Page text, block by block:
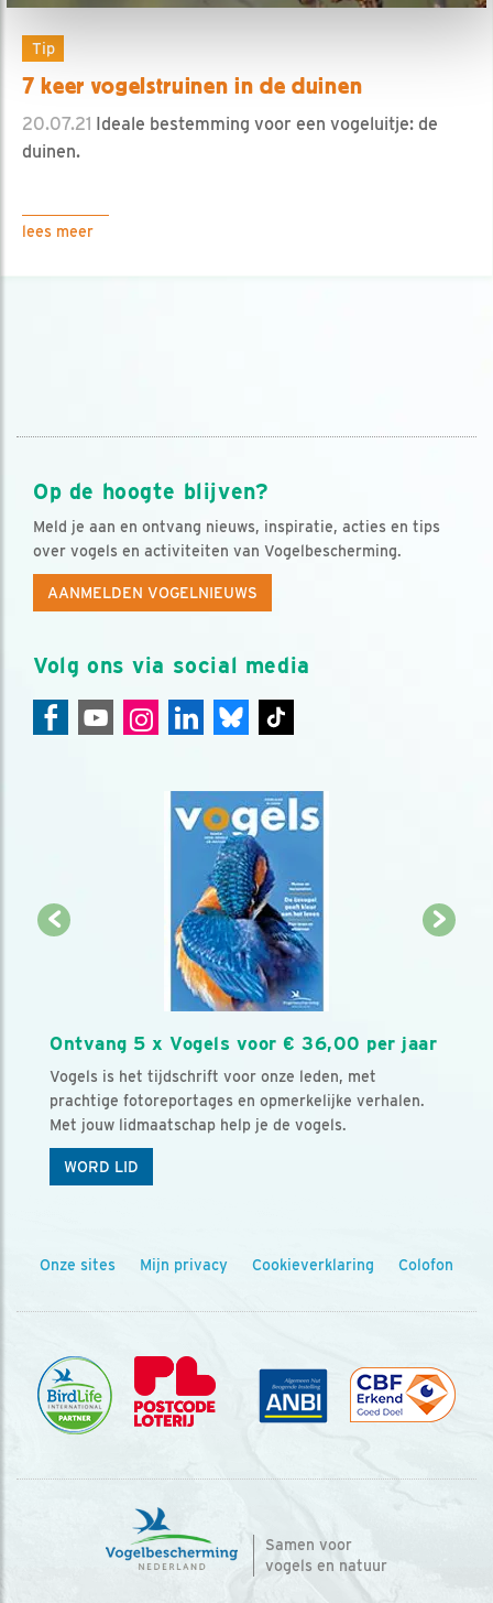
Tip
7 keer vogelstruinen in de duinen
20.07.21 Ideale bestemming voor een vogeluitje: de
duinen.
lees meer
Op de hoogte blijven?
Meld je aan en ontvang nieuws, inspiratie, acties en tips
over vogels en activiteiten van Vogelbescherming.
AANMELDEN VOGELNIEUWS
Volg ons via social media
Ontvang 5 x Vogels voor € 36,00 per jaar
Vogels is het tijdschrift voor onze leden, met
prachtige fotoreportages en opmerkelijke verhalen.
Met jouw lidmaatschap help je de vogels.
WORD LID
Onze sites Mijn privacy Cookieverklaring Colofon
Samen voor
vogels en natuur